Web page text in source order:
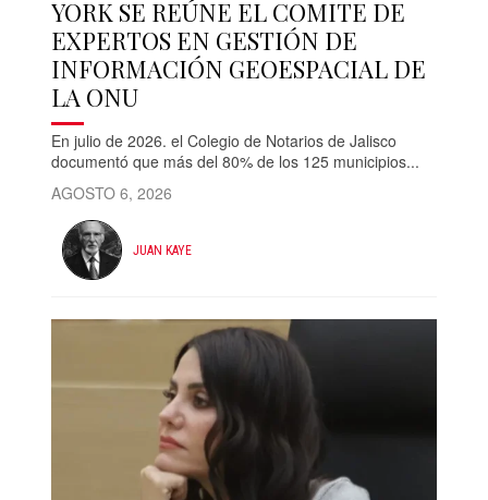
YORK SE REÚNE EL COMITE DE
EXPERTOS EN GESTIÓN DE
INFORMACIÓN GEOESPACIAL DE
LA ONU
En julio de 2026. el Colegio de Notarios de Jalisco
documentó que más del 80% de los 125 municipios...
AGOSTO 6, 2026
JUAN KAYE